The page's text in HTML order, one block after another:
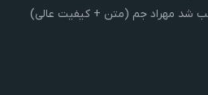
شد مهراد جم (متن + کیفیت عالی)